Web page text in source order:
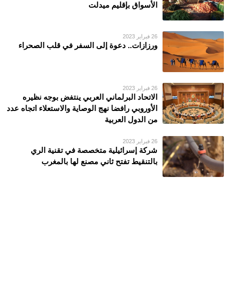
الأسواق بإقليم ميدلت
26 فبراير 2023
ورزازات.. دعوة إلى السفر في قلب الصحراء
26 فبراير 2023
الاتحاد البرلماني العربي ينتفض بوجه نظيره
الأوروبي رافضا نهج الوصاية والاستعلاء اتجاه عدد
من الدول العربية
26 فبراير 2023
شركة إسرائيلية متخصصة في تقنية الري
بالتنقيط تفتح ثاني مصنع لها بالمغرب